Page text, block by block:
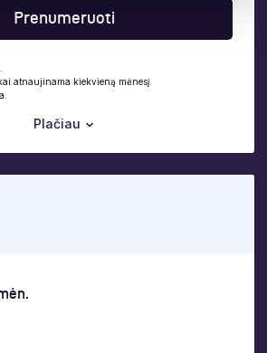
Prenumeruoti
atnaujinama kiekvieną mėnesį.
Plačiau